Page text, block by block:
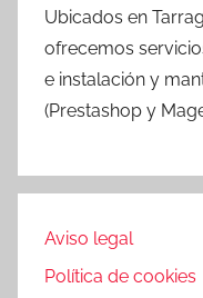
Ubicados en
ofrecemos
e instalación y
(Prestashop y
Aviso legal
Política de cookies